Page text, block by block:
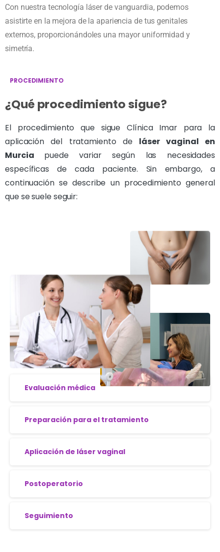
Con nuestra tecnología láser de vanguardia, podemos
asistirte en la mejora de la apariencia de tus genitales
externos, proporcionándoles una mayor uniformidad y
simetría.
PROCEDIMIENTO
¿Qué procedimiento sigue?
El procedimiento que sigue Clínica Imar para la
aplicación del tratamiento de láser vaginal en
Murcia puede variar según las necesidades
específicas de cada paciente. Sin embargo, a
continuación se describe un procedimiento general
que se suele seguir:
Evaluación médica
Preparación para el tratamiento
Aplicación de láser vaginal
Postoperatorio
Seguimiento